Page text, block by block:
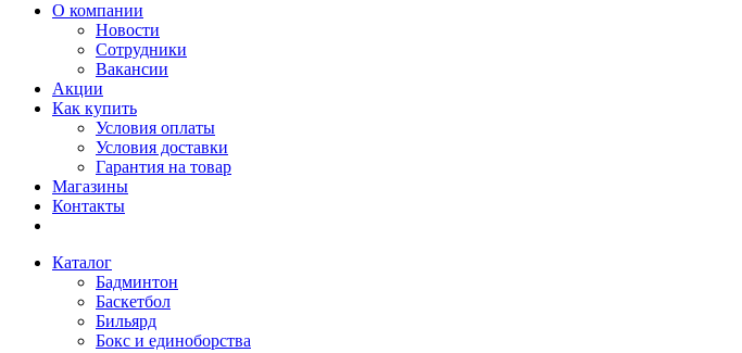
О компании
Новости
Сотрудники
Вакансии
Акции
Как купить
Условия оплаты
Условия доставки
Гарантия на товар
Магазины
Контакты
Каталог
Бадминтон
Баскетбол
Бильярд
Бокс и единоборства